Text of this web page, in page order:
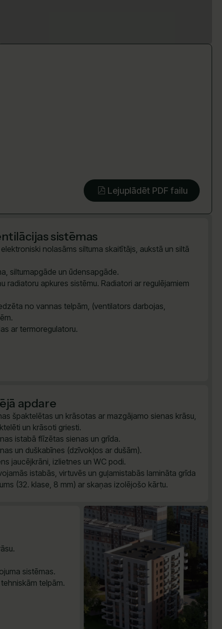
Lejuplādēt PDF failu
sistēmas
nolasāms siltuma skaitītājs, aukstā un siltā
siltumapgāde un ūdensapgāde.
radiatoru apkures sistēmu. Radiatori ar regulējamiem
no vannas telpām, (ventilators darbojas,
ar termoregulatoru.
apdare
špaktelētas un krāsotas ar mazgājamo sienas krāsu,
un krāsoti griesti.
istabā flīzētas sienas un grīda.
un duškabīnes (dzīvokļos ar dušām).
jaucējkrāni, izlietnes un WC podi.
istabās, virtuvēs un guļamistabās lamināta grīda
(32. klase, 8 mm) ar skaņas izolējošo kārtu.
sistēmas.
telpām.